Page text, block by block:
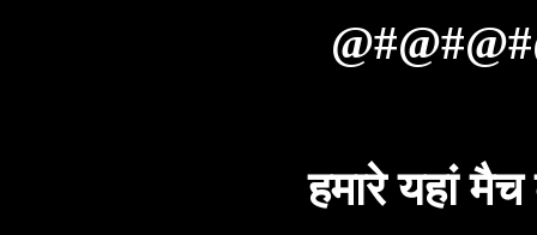
हमारे यहां